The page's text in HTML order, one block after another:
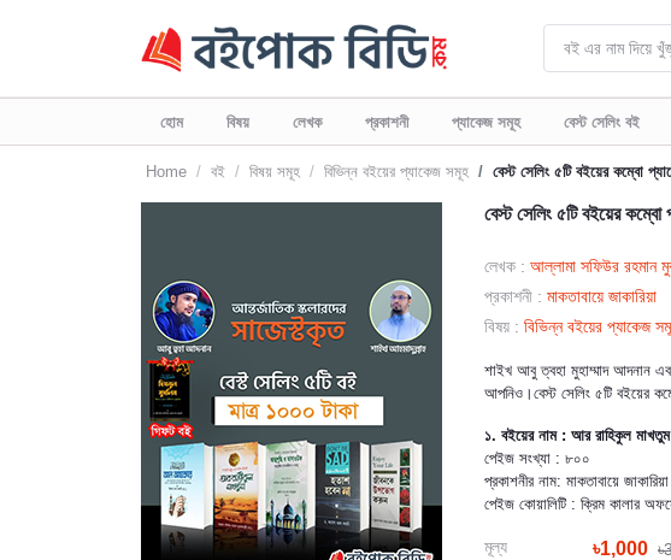
হোম বিষয় লেখক প্রকাশনী প্যাকেজ সমূহ বেস্ট সেলিং বই
Home বই বিষয় সমূহ বিভিন্ন বইয়ের প্যাকেজ সমূহ বেস্ট সেলিং ৫টি বইয়ের কম্বো
বেস্ট সেলিং ৫টি বইয়ের কম্বো
লেখক : আল্লামা সফিউর রহমান
প্রকাশনী : মাকতাবায়ে জাকারিয়া
বিষয় : বিভিন্ন বইয়ের প্যাকেজ
শাইখ আবু ত্বহা ‍মুহাম্মাদ আদনান
আপনিও।বেস্ট সেলিং ৫টি বইয়ের
১. বইয়ের নাম : আর রাহিকুল মাখতুম
পেইজ সংখ্যা : ৮০০
প্রকাশনীর নাম: মাকতাবায়ে জাকারিয়া
পেইজ কোয়ালিটি : ক্রিম কালার
মূল্য ৳1,000